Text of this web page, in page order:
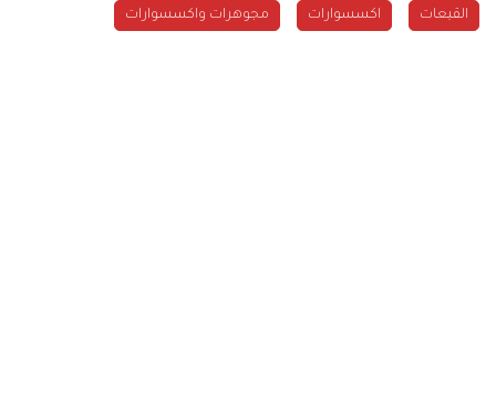
القبعات اكسسوارات مجوهرات واكسسوارات